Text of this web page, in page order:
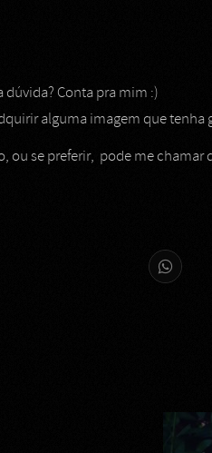
Conta pra mim :)
alguma imagem que tenha
ou se preferir, pode me